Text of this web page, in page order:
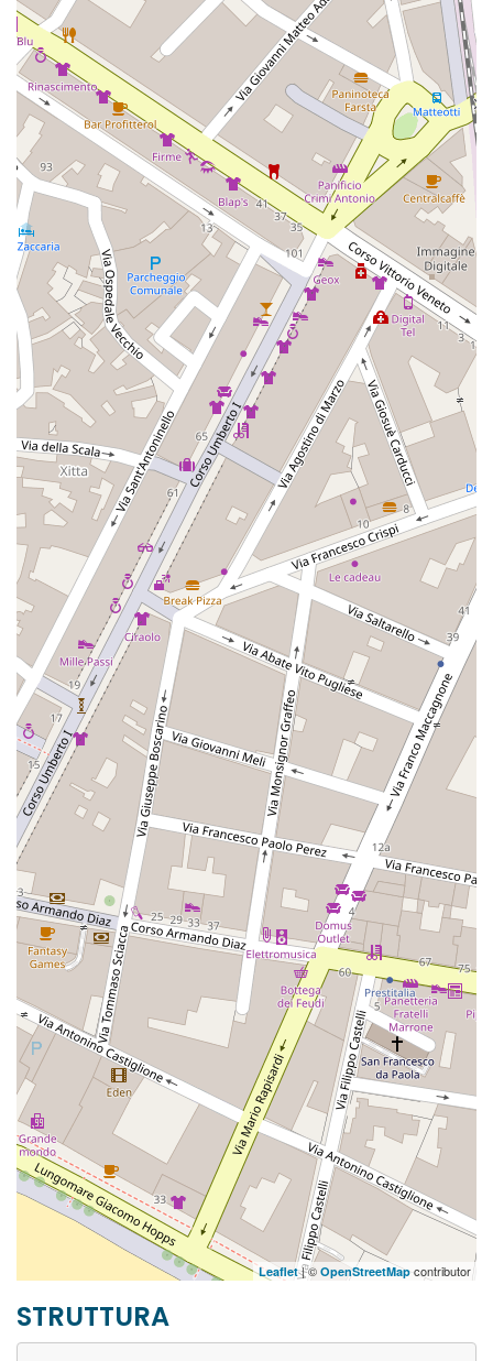
Leaflet| © OpenStreetMap contributor
STRUTTURA